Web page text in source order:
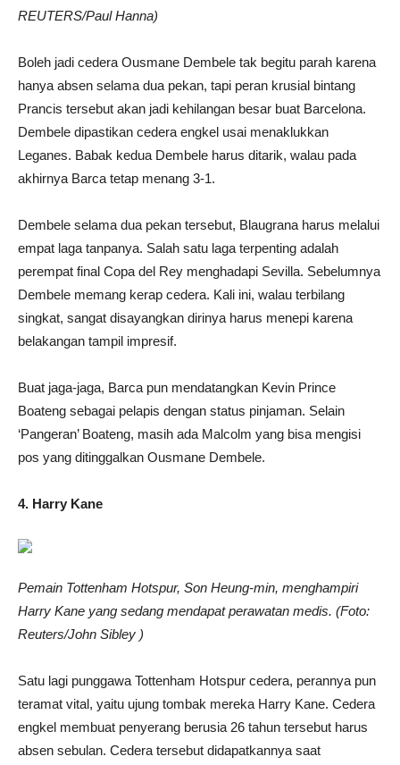
REUTERS/Paul Hanna)
Boleh jadi cedera Ousmane Dembele tak begitu parah karena
hanya absen selama dua pekan, tapi peran krusial bintang
Prancis tersebut akan jadi kehilangan besar buat Barcelona.
Dembele dipastikan cedera engkel usai menaklukkan
Leganes. Babak kedua Dembele harus ditarik, walau pada
akhirnya Barca tetap menang 3-1.
Dembele selama dua pekan tersebut, Blaugrana harus melalui
empat laga tanpanya. Salah satu laga terpenting adalah
perempat final Copa del Rey menghadapi Sevilla. Sebelumnya
Dembele memang kerap cedera. Kali ini, walau terbilang
singkat, sangat disayangkan dirinya harus menepi karena
belakangan tampil impresif.
Buat jaga-jaga, Barca pun mendatangkan Kevin Prince
Boateng sebagai pelapis dengan status pinjaman. Selain
‘Pangeran’ Boateng, masih ada Malcolm yang bisa mengisi
pos yang ditinggalkan Ousmane Dembele.
4. Harry Kane
Pemain Tottenham Hotspur, Son Heung-min, menghampiri
Harry Kane yang sedang mendapat perawatan medis. (Foto:
Reuters/John Sibley )
Satu lagi punggawa Tottenham Hotspur cedera, perannya pun
teramat vital, yaitu ujung tombak mereka Harry Kane. Cedera
engkel membuat penyerang berusia 26 tahun tersebut harus
absen sebulan. Cedera tersebut didapatkannya saat